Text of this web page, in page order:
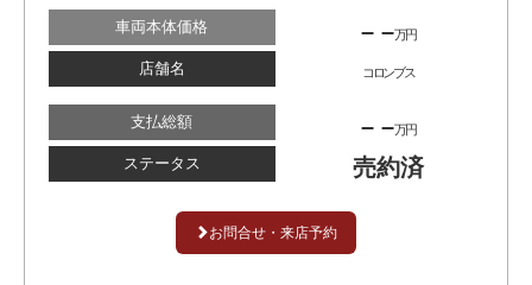
車両本体価格 – –万円
店舗名 コロンブス
支払総額 – –万円
ステータス 売約済
お問合せ・来店予約